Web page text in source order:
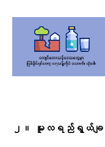
၂။ မူလရည်ရွယ်ချ